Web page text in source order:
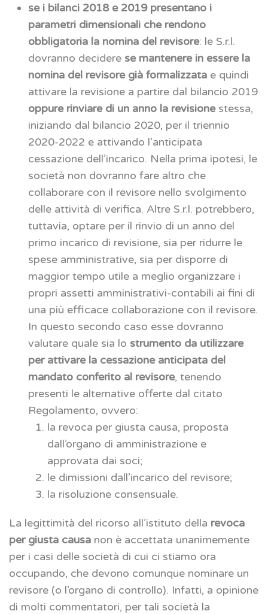
se i bilanci 2018 e 2019 presentano i
parametri dimensionali che rendono
obbligatoria la nomina del revisore: le S.r.l.
dovranno decidere se mantenere in essere la
nomina del revisore già formalizzata e quindi
attivare la revisione a partire dal bilancio 2019
oppure rinviare di un anno la revisionestessa,
iniziando dal bilancio 2020, per il triennio
2020-2022 e attivando l’anticipata
cessazione dell’incarico. Nella prima ipotesi, le
società non dovranno fare altro che
collaborare con il revisore nello svolgimento
delle attività di verifica. Altre S.r.l. potrebbero,
tuttavia, optare per il rinvio di un anno del
primo incarico di revisione, sia per ridurre le
spese amministrative, sia per disporre di
maggior tempo utile a meglio organizzare i
propri assetti amministrativi-contabili ai fini di
una più efficace collaborazione con il revisore.
In questo secondo caso esse dovranno
valutare quale sia lo strumento da utilizzare
per attivare la cessazione anticipata del
mandato conferito al revisore, tenendo
presenti le alternative offerte dal citato
Regolamento, ovvero:
la revoca per giusta causa, proposta
dall’organo di amministrazione e
approvata dai soci;
le dimissioni dall’incarico del revisore;
la risoluzione consensuale.
La legittimità del ricorso all’istituto della revoca
per giusta causa non è accettata unanimemente
per i casi delle società di cui ci stiamo ora
occupando, che devono comunque nominare un
revisore (o l’organo di controllo). Infatti, a opinione
di molti commentatori, per tali società la